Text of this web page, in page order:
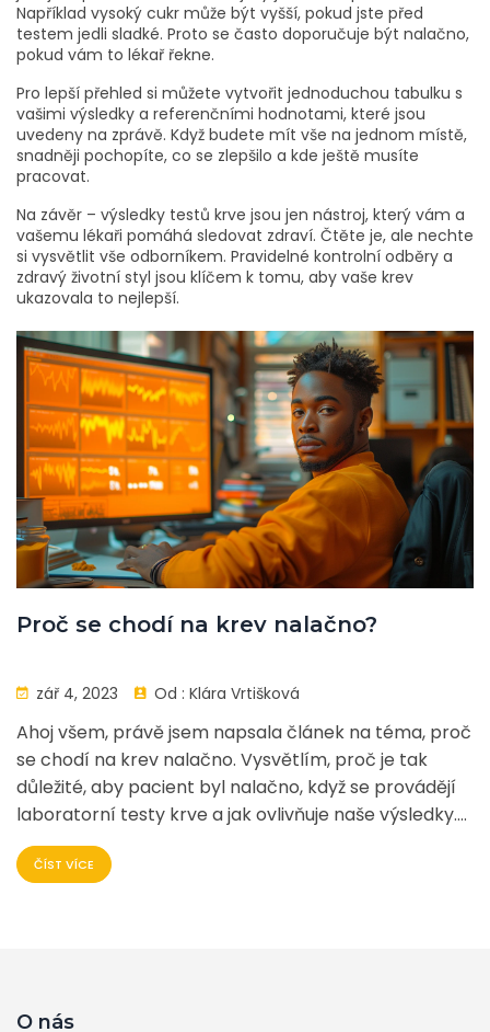
Například vysoký cukr může být vyšší, pokud jste před
testem jedli sladké. Proto se často doporučuje být nalačno,
pokud vám to lékař řekne.
Pro lepší přehled si můžete vytvořit jednoduchou tabulku s
vašimi výsledky a referenčními hodnotami, které jsou
uvedeny na zprávě. Když budete mít vše na jednom místě,
snadněji pochopíte, co se zlepšilo a kde ještě musíte
pracovat.
Na závěr – výsledky testů krve jsou jen nástroj, který vám a
vašemu lékaři pomáhá sledovat zdraví. Čtěte je, ale nechte
si vysvětlit vše odborníkem. Pravidelné kontrolní odběry a
zdravý životní styl jsou klíčem k tomu, aby vaše krev
ukazovala to nejlepší.
Proč se chodí na krev nalačno?
zář 4, 2023 Od : Klára Vrtišková
Ahoj všem, právě jsem napsala článek na téma, proč
se chodí na krev nalačno. Vysvětlím, proč je tak
důležité, aby pacient byl nalačno, když se provádějí
laboratorní testy krve a jak ovlivňuje naše výsledky.
Pokusím se vysvětlit to co nejsrozumitelněji, aby jste
si dokázali udělat co nejlepší obrázek o tomto
ČÍST VÍCE
O nás